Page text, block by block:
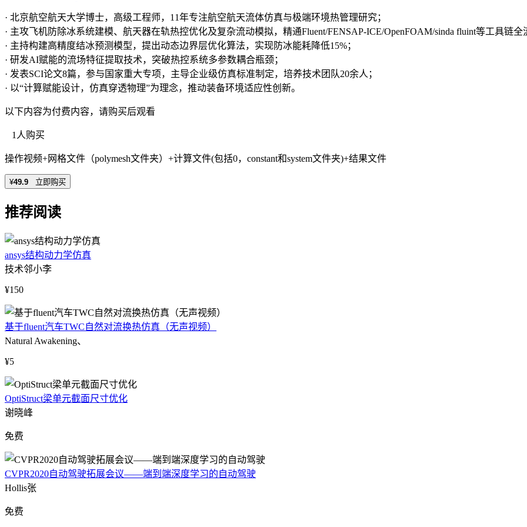
· 北京航空航天大学博士，高级工程师，11年专注航空航天流体仿真与极端环境热管理研究；
· 主攻飞机防除冰系统建模、航天器在轨热控优化及复杂流动模拟，精通Fluent/FENSAP-ICE/OpenFOAM/sinda fluint等工具链全
· 主持构建高精度结冰预测模型，提出动态边界层优化算法，实现防冰能耗降低15%；
· 研发AI赋能的流场特征提取技术，突破热控系统多参数耦合瓶颈；
· 发表SCI论文8篇，参与国家重大专项，主导企业级仿真标准制定，培养技术团队20余人；
· 以“计算赋能设计，仿真穿透物理”为理念，推动装备环境适应性创新。
以下内容为付费内容，请购买后观看
1人购买
操作视频+网格文件（polymesh文件夹）+计算文件(包括0，constant和system文件夹)+结果文件
¥49.9 立即购买
推荐阅读
ansys结构动力学仿真
技术邻小李
¥150
基于fluent汽车TWC自然对流换热仿真（无声视频）
Natural Awakening、
¥5
OptiStruct梁单元截面尺寸优化
谢晓峰
免费
CVPR2020自动驾驶拓展会议——端到端深度学习的自动驾驶
Hollis张
免费